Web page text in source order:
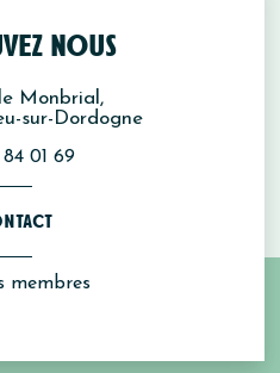
NOUS
Monbrial,
sur-Dordogne
01 69
membres